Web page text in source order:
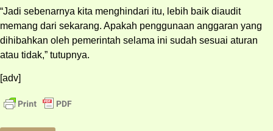
“Jadi sebenarnya kita menghindari itu, lebih baik diaudit
memang dari sekarang. Apakah penggunaan anggaran yang
dihibahkan oleh pemerintah selama ini sudah sesuai aturan
atau tidak,” tutupnya.
[adv]